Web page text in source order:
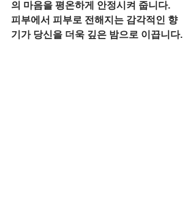
의 마음을 평온하게 안정시켜 줍니다.
피부에서 피부로 전해지는 감각적인 향
기가 당신을 더욱 깊은 밤으로 이끕니다.